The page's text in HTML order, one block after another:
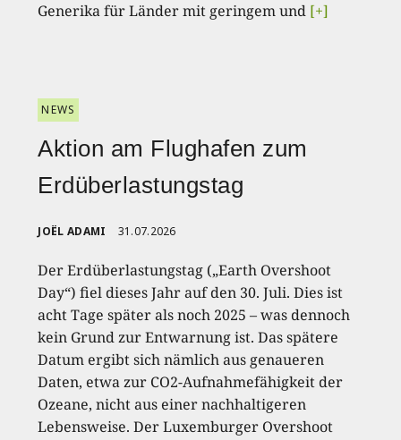
Generika für Länder mit geringem und [+]
NEWS
Aktion am Flughafen zum
Erdüberlastungstag
JOËL ADAMI 31.07.2026
Der Erdüberlastungstag („Earth Overshoot
Day“) fiel dieses Jahr auf den 30. Juli. Dies ist
acht Tage später als noch 2025 – was dennoch
kein Grund zur Entwarnung ist. Das spätere
Datum ergibt sich nämlich aus genaueren
Daten, etwa zur CO2-Aufnahmefähigkeit der
Ozeane, nicht aus einer nachhaltigeren
Lebensweise. Der Luxemburger Overshoot